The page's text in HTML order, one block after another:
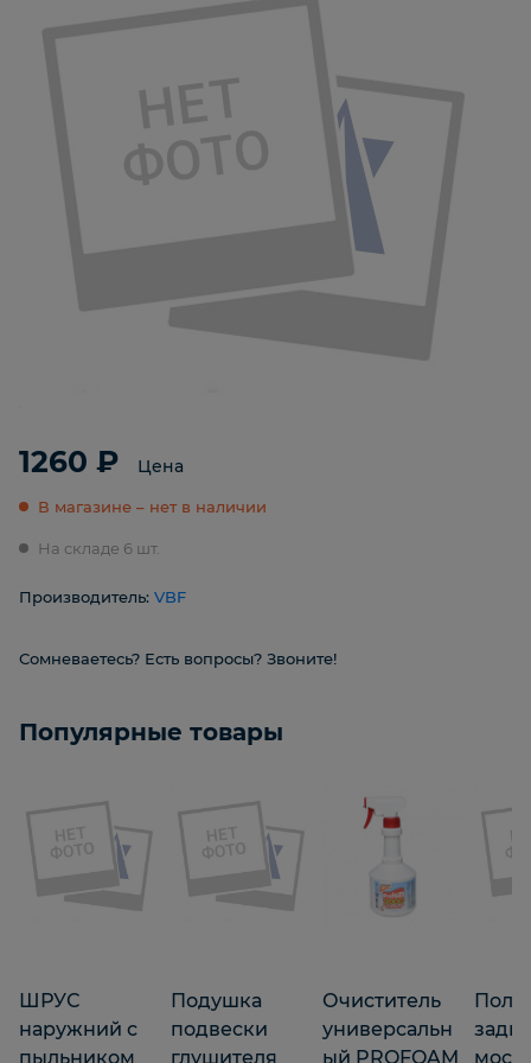
1260 ₽ Цена
В магазине – нет в наличии
На складе 6 шт.
Производитель: VBF
Сомневаетесь? Есть вопросы? Звоните!
Популярные товары
ШРУС
наружний с
пыльником
Подушка
подвески
глушителя
Очиститель
универсальн
ый PROFOAM